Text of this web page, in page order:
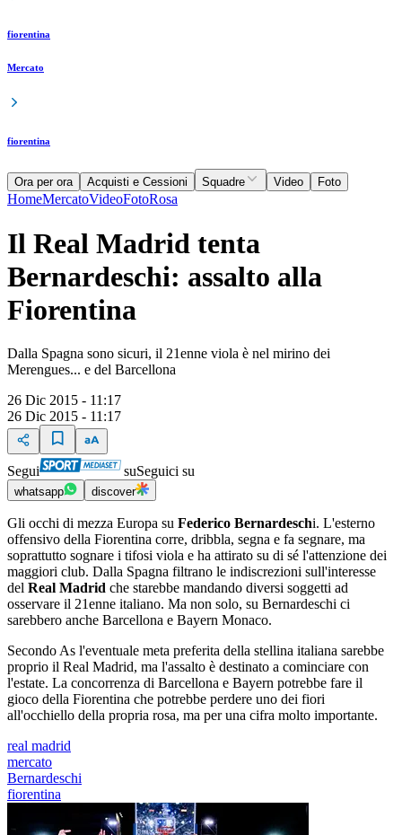
fiorentina
Mercato
fiorentina
Ora per ora Acquisti e Cessioni Squadre Video Foto
HomeMercatoVideoFotoRosa
Il Real Madrid tenta
Bernardeschi: assalto alla
Fiorentina
Dalla Spagna sono sicuri, il 21enne viola è nel mirino dei
Merengues... e del Barcellona
26 Dic 2015 - 11:17
26 Dic 2015 - 11:17
Segui suSeguici su
whatsapp discover
Gli occhi di mezza Europa su Federico Bernardeschi. L'esterno
offensivo della Fiorentina corre, dribbla, segna e fa segnare, ma
soprattutto sognare i tifosi viola e ha attirato su di sé l'attenzione dei
maggiori club. Dalla Spagna filtrano le indiscrezioni sull'interesse
del Real Madrid che starebbe mandando diversi soggetti ad
osservare il 21enne italiano. Ma non solo, su Bernardeschi ci
sarebbero anche Barcellona e Bayern Monaco.
Secondo As l'eventuale meta preferita della stellina italiana sarebbe
proprio il Real Madrid, ma l'assalto è destinato a cominciare con
l'estate. La concorrenza di Barcellona e Bayern potrebbe fare il
gioco della Fiorentina che potrebbe perdere uno dei fiori
all'occhiello della propria rosa, ma per una cifra molto importante.
real madrid
mercato
Bernardeschi
fiorentina